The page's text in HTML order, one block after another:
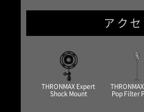
アクセ
THRONMAX Expert
Shock Mount
Pop Filter